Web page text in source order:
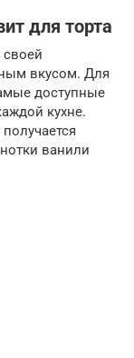
для торта
вкусом. Для
доступные
кухне.
ванили